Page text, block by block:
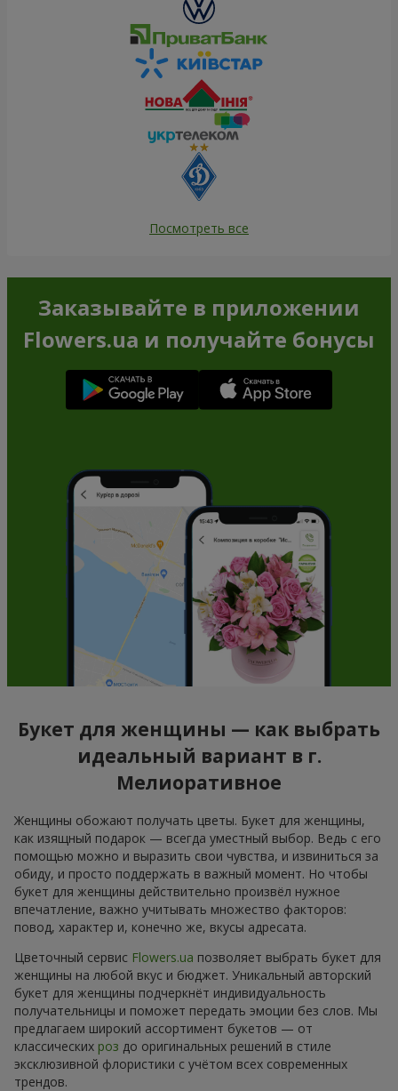
Посмотреть все
Заказывайте в приложении
Flowers.ua и получайте бонусы
Букет для женщины — как выбрать
идеальный вариант в г.
Мелиоративное
Женщины обожают получать цветы. Букет для женщины,
как изящный подарок — всегда уместный выбор. Ведь с его
помощью можно и выразить свои чувства, и извиниться за
обиду, и просто поддержать в важный момент. Но чтобы
букет для женщины действительно произвёл нужное
впечатление, важно учитывать множество факторов:
повод, характер и, конечно же, вкусы адресата.
Цветочный сервис Flowers.ua позволяет выбрать букет для
женщины на любой вкус и бюджет. Уникальный авторский
букет для женщины подчеркнёт индивидуальность
получательницы и поможет передать эмоции без слов. Мы
предлагаем широкий ассортимент букетов — от
классических роз до оригинальных решений в стиле
эксклюзивной флористики с учётом всех современных
трендов.